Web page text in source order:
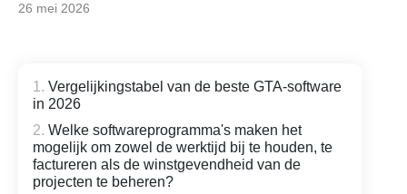
26 mei 2026
Vergelijkingstabel van de beste GTA-software
in 2026
Welke softwareprogramma's maken het
mogelijk om zowel de werktijd bij te houden, te
factureren als de winstgevendheid van de
projecten te beheren?